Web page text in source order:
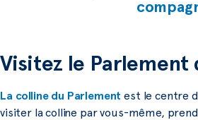
Visitez le Parlement
La colline du Parlement est le centre
visiter la colline par vous-même,